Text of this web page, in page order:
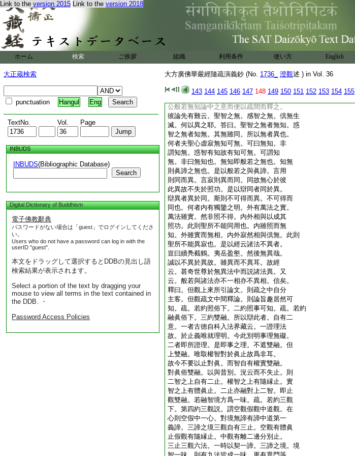
Link to the version 2015 Link to the version 2018
ホーム 検索 ご挨拶 組織 利用条件 使い方 English
大正蔵検索
punctuation Hangul Eng
TextNo. Vol. Page
INBUDS
INBUDS(Bibliographic Database)
Search
Digital Dictionary of Buddhism
電子佛教辭典
パスワードがない場合は「guest」でログインしてくださ
い。
Users who do not have a password can log in with the
userID "guest".
本文をドラッグして選択するとDDBの見出し語
検索結果が表示されます。
Select a portion of the text by dragging your
mouse to view all terms in the text contained in
the DDB. ・
Password Access Policies
大方廣佛華嚴經隨疏演義鈔 (No. 1736_ 澄觀述 ) in Vol. 36
143 144 145 146 147 148 149 150 151 152 153 154 155
境心不動搖是也。或理觀對於理寂。忘心
照極是也。略擧其四。廣如賢首品。此由約
單觀。若約雙融事理。如下疏文。若依古釋。
則全無事止。亦無理觀。云何更得三觀一
心三止齊運。若云約眞則境智無二。約俗
則境智非一。斯則有理。而其結云境則空
有無二智則寂照雙融。明知。還融前照事
之觀契理之寂耳。更請細詳。疏。今正釋者
下。第三申今正義。於中四。初約證理。以
釋境智非一異義。二約照俗以明。
3
三雙融
公般若無知論中之意而便以疏間而釋之。
彼論先有難云。聖智之無。感智之無。倶無生
滅。何以異之耶。答曰。聖智之無者無知。惑
智之無者知無。其無雖同。所以無者異也。
何者夫聖心虚寂無知可無。可曰無知。非
謂知無。惑智有知故有知可無。可謂知
無。非曰無知也。無知即般若之無也。知無
則眞諦之無也。是以般若之與眞諦。言用
則同而異。言寂則異而同。同故無心於彼
此異故不失於照功。是以辯同者同於異。
辯異者異於同。斯則不可得而異。不可得而
同也。何者内有獨鑒之明。外有萬法之實。
萬法雖實。然非照不得。内外相與以成其
照功。此則聖所不能同用也。内雖照而無
知。外雖實而無相。内外寂然相與倶無。此則
聖所不能異寂也。是以經云諸法不異者。
豈曰續鳧截鶴。夷岳盈壑。然後無異哉。
誠以不異於異故。雖異而不異耳。故經
云。甚奇世尊於無異法中而説諸法異。又
云。般若與諸法亦不一相亦不異相。信矣。
釋曰。但觀上來所引論文。則疏之中自分
主客。但觀疏文中間釋論。則論旨趣居然可
知。疏。若約照俗下。二約照事可知。疏。若約
融眞俗下。三約雙融。所以辯此者。自有二
意。一者古徳自科入法界藏云。一證理法
故。於止義唯就理明。今此別明事理無礙。
二者即所證理。是即事之理。不遮雙融。但
上雙融。唯取權智對於眞止故爲非耳。
故今不要以止對眞。而智自有權實雙融。
對眞俗雙融。以與昔別。況云而不失止。則
二智之上自有二止。權智之上有隨縁止。實
智之上有體眞止。二止亦融對上二智。即止
觀雙融。若融智境方爲一味。疏。若約三觀
下。第四約三觀説。謂空觀假觀中道觀。在
心則空假中一心。對境無諦有諦中道第一
義諦。三諦之境三觀自有三止。空觀有體眞
止假觀有隨縁止。中觀有離二邊分別止。
三止三觀六法。一時以契一諦。三諦之境。境